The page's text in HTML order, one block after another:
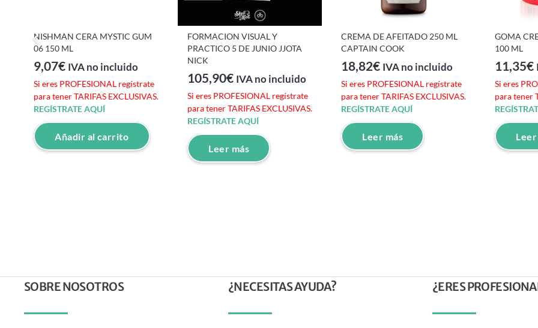
NISHMAN CERA MYSTIC GUM
06 150 ML
9,07€ IVA no incluido
Si eres PROFESIONAL regístrate
para tener TARIFAS EXCLUSIVAS.
REGÍSTRATE AQUÍ
Añadir al carrito
FORMACION VISUAL Y
PRACTICO 5 DE JUNIO JJOTA
NICK
105,90€ IVA no incluido
Si eres PROFESIONAL regístrate
para tener TARIFAS EXCLUSIVAS.
REGÍSTRATE AQUÍ
Leer más
CREMA DE AFEITADO 250 ML
CAPTAIN COOK
18,82€ IVA no incluido
Si eres PROFESIONAL regístrate
para tener TARIFAS EXCLUSIVAS.
REGÍSTRATE AQUÍ
Leer más
GOMA
100 ML
11,35€
Si eres
para tener
Leer
SOBRE NOSOTROS ¿NECESITAS AYUDA? ¿ERES